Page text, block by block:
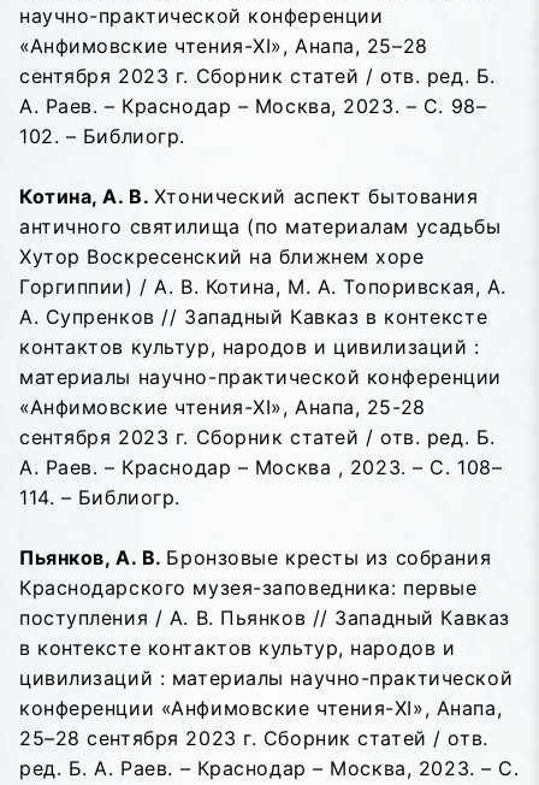
научно-практической конференции
«Анфимовские чтения-XI», Анапа, 25–28
сентября 2023 г. Сборник статей / отв. ред. Б.
А. Раев. – Краснодар – Москва, 2023. – С. 98–
102. – Библиогр.
Котина, А. В. Хтонический аспект бытования
античного святилища (по материалам усадьбы
Хутор Воскресенский на ближнем хоре
Горгиппии) / А. В. Котина, М. А. Топоривская, А.
А. Супренков // Западный Кавказ в контексте
контактов культур, народов и цивилизаций :
материалы научно-практической конференции
«Анфимовские чтения-XI», Анапа, 25-28
сентября 2023 г. Сборник статей / отв. ред. Б.
А. Раев. – Краснодар – Москва , 2023. – С. 108–
114. – Библиогр.
Пьянков, А. В. Бронзовые кресты из собрания
Краснодарского музея-заповедника: первые
поступления / А. В. Пьянков // Западный Кавказ
в контексте контактов культур, народов и
цивилизаций : материалы научно-практической
конференции «Анфимовские чтения-XI», Анапа,
25–28 сентября 2023 г. Сборник статей / отв.
ред. Б. А. Раев. – Краснодар – Москва, 2023. – С.